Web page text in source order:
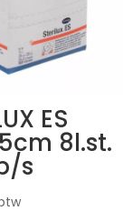
ES
8l.st.
s